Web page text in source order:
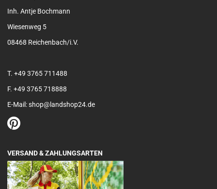
Inh. Antje Bochmann
Wiesenweg 5
08468 Reichenbach/i.V.
T. +49 3765 711488
F. +49 3765 718888
E-Mail: shop@landshop24.de
VERSAND & ZAHLUNGSARTEN